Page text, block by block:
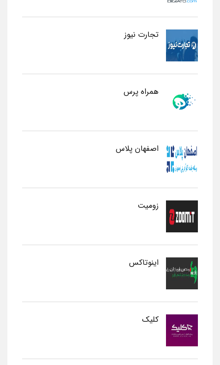
تجارت نیوز
همراه پرس
اصفهان پلاس
زومیت
اینوتاکس
کلیک